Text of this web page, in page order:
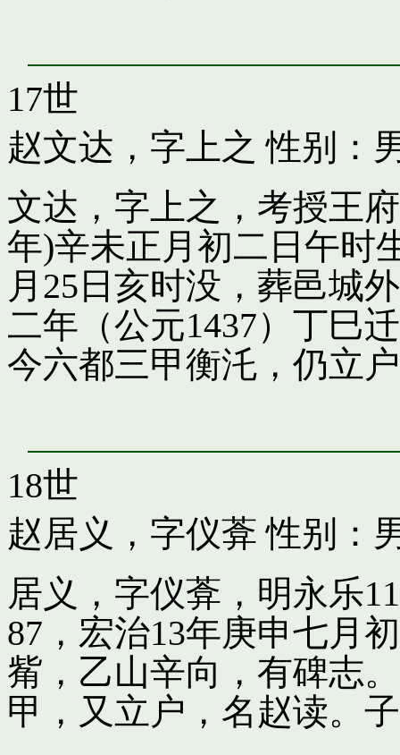
17世
赵文达，字上之 性别：
文达，字上之，考授王
年)辛未正月初二日午时
月25日亥时没，葬邑城
二年（公元1437）丁巳
今六都三甲衡汑，仍立
18世
赵居义，字仪葊 性别：
居义，字仪葊，明永乐
87，宏治13年庚申七月
觜，乙山辛向，有碑志
甲，又立户，名赵读。